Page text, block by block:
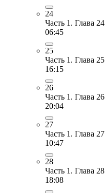
24
Часть 1. Глава 24
06:45
25
Часть 1. Глава 25
16:15
26
Часть 1. Глава 26
20:04
27
Часть 1. Глава 27
10:47
28
Часть 1. Глава 28
18:08